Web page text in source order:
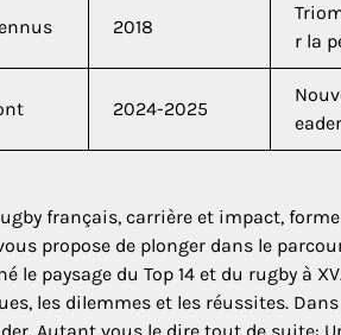
2018
r la
2024-2025
français, carrière et impact,
propose de plonger dans le
le paysage du Top 14 et du rugby à
les dilemmes et les réussites.